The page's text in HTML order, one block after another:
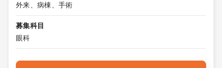
外来、病棟、手術
募集科目
眼科